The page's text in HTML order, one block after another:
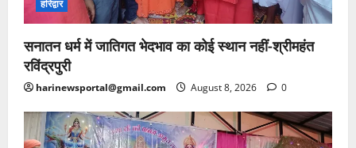
हरिद्वार
सनातन धर्म में जातिगत भेदभाव का कोई स्थान नहीं-श्रीमहंत
रविंद्रपुरी
harinewsportal@gmail.com August 8, 2026 0